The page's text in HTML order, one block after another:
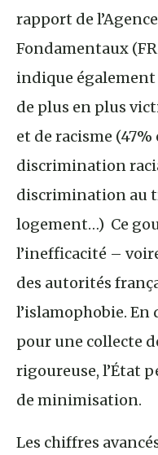
rapport de
Fondamentaux
indique
de plus en plus
et de racisme
discrimination
discrimination au
logement…) Ce
l’inefficacité –
des autorités
l’islamophobie.
pour une collecte
rigoureuse, l’État
de minimisation.
Les chiffres